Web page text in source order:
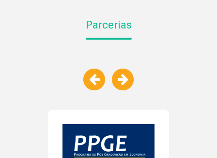
Parcerias